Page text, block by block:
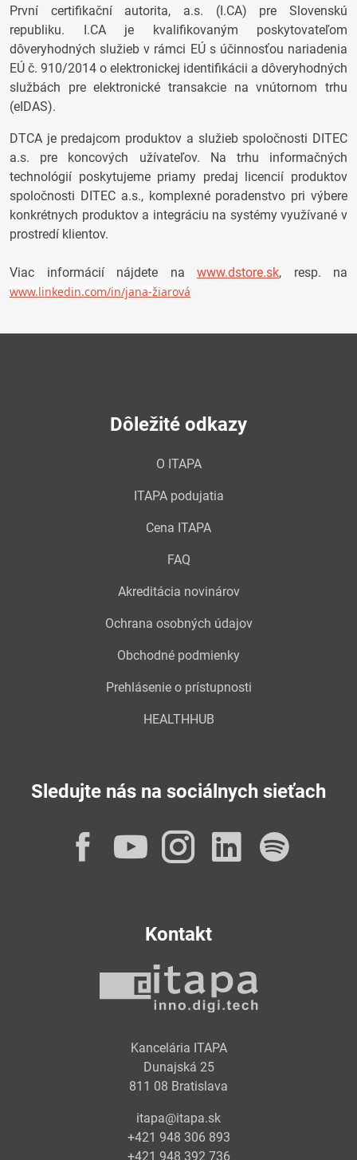
První certifikační autorita, a.s. (I.CA) pre Slovenskú
republiku. I.CA je kvalifikovaným poskytovateľom
dôveryhodných služieb v rámci EÚ s účinnosťou nariadenia
EÚ č. 910/2014 o elektronickej identifikácii a dôveryhodných
službách pre elektronické transakcie na vnútornom trhu
(eIDAS).
DTCA je predajcom produktov a služieb spoločnosti DITEC
a.s. pre koncových užívateľov. Na trhu informačných
technológií poskytujeme priamy predaj licencií produktov
spoločnosti DITEC a.s., komplexné poradenstvo pri výbere
konkrétnych produktov a integráciu na systémy využívané v
prostredí klientov.
Viac informácií nájdete na www.dstore.sk, resp. na
www.linkedin.com/in/jana-žiarová
Dôležité odkazy
O ITAPA
ITAPA podujatia
Cena ITAPA
FAQ
Akreditácia novinárov
Ochrana osobných údajov
Obchodné podmienky
Prehlásenie o prístupnosti
HEALTHHUB
Sledujte nás na sociálnych sieťach
Facebook
YouTube
Instagram
Kontakt
Kancelária ITAPA
Dunajská 25
811 08 Bratislava
itapa@itapa.sk
+421 948 306 893
+421 948 392 736